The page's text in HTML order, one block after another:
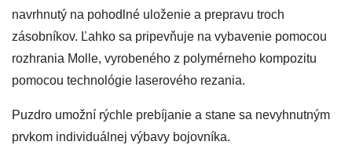
navrhnutý na pohodlné uloženie a prepravu troch
zásobníkov. Ľahko sa pripevňuje na vybavenie pomocou
rozhrania Molle, vyrobeného z polymérneho kompozitu
pomocou technológie laserového rezania.
Puzdro umožní rýchle prebíjanie a stane sa nevyhnutným
prvkom individuálnej výbavy bojovníka.